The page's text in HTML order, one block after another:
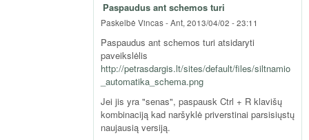
Paspaudus ant schemos turi
Paskelbė Vincas-Ant, 2013/04/02 - 23:11
Paspaudus ant schemos turi atsidaryti
paveikslėlis
http://petrasdargis.lt/sites/default/files/siltnamio
_automatika_schema.png
Jei jis yra "senas", paspausk Ctrl + R klavišų
kombinaciją kad naršyklė priverstinai parsisiųstų
naujausią versiją.